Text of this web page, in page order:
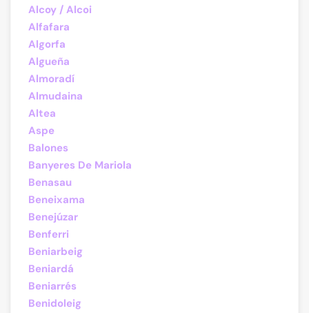
Alcoy / Alcoi
Alfafara
Algorfa
Algueña
Almoradí
Almudaina
Altea
Aspe
Balones
Banyeres De Mariola
Benasau
Beneixama
Benejúzar
Benferri
Beniarbeig
Beniardá
Beniarrés
Benidoleig